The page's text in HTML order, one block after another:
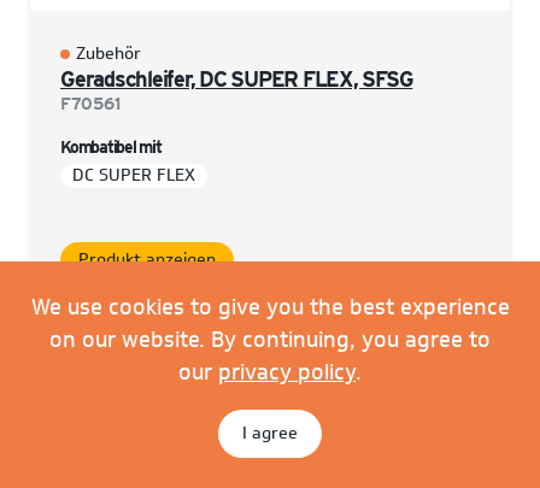
We use cookies to give you the best experience
on our website. By continuing, you agree to
our privacy policy.
I agree
Zubehör
Geradschleifer, DC SUPER FLEX, SFSG
F70561
Kombatibel mit
DC SUPER FLEX
Produkt anzeigen